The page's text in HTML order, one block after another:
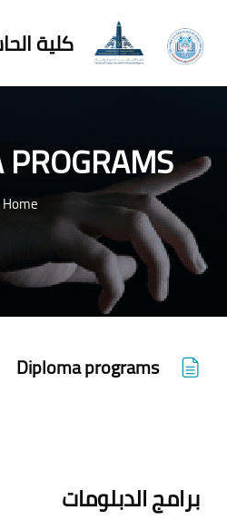
كلية
Home
Diploma programs
الكتل
برامج الدبلومات